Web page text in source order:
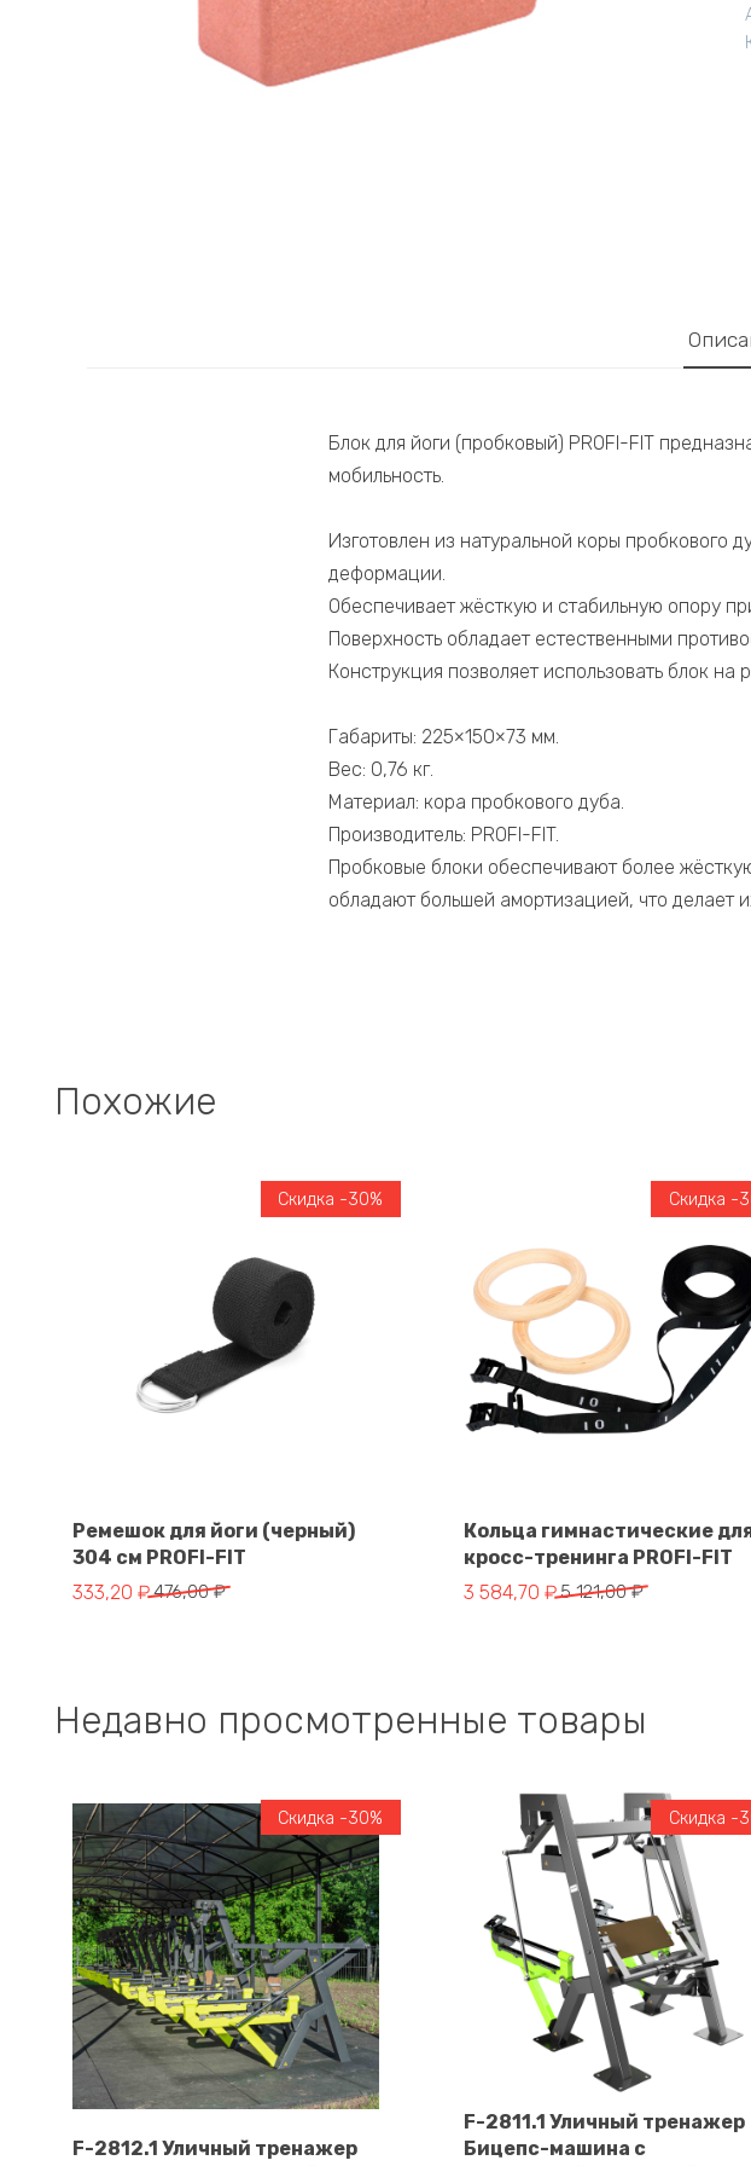
Блок для йоги (пробковый) PROFI-FIT
мобильность.
Изготовлен из натуральной коры пробкового
деформации.
Обеспечивает жёсткую и стабильную опору
Поверхность обладает естественными
Конструкция позволяет использовать блок
Габариты: 225×150×73 мм.
Вес: 0,76 кг.
Материал: кора пробкового дуба.
Производитель: PROFI-FIT.
Пробковые блоки обеспечивают более
обладают большей амортизацией, что делает
Похожие
В корзину
Скидка -30%
Ремешок для йоги (черный)
304 см PROFI-FIT
476,00₽
Первоначальная цена составляла 476,00 ₽.
333,20 ₽
Текущая цена: 333,20 ₽.
В корзину
Скидка -
Кольца гимнастические
кросс-тренинга PROFI-FIT
5 121,00₽
Первоначальная цена
3 584,70 ₽
Текущая цена: 3 584,70 ₽.
Недавно просмотренные товары
Скидка -30%
F-2812.1 Уличный тренажер
Скидка -
F-2811.1 Уличный тренажер
Бицепс-машина с